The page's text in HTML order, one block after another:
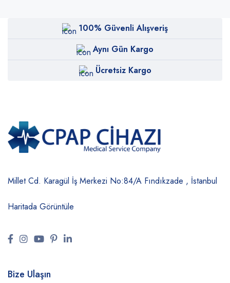
100% Güvenli Alışveriş
Aynı Gün Kargo
Ücretsiz Kargo
Millet Cd. Karagül İş Merkezi No:84/A Fındıkzade , İstanbul
Haritada Görüntüle
Bize Ulaşın